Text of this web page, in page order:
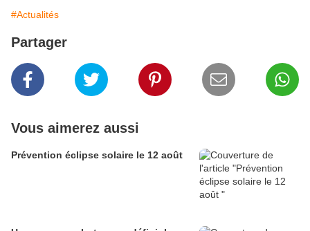
#Actualités
Partager
Vous aimerez aussi
Prévention éclipse solaire le 12 août